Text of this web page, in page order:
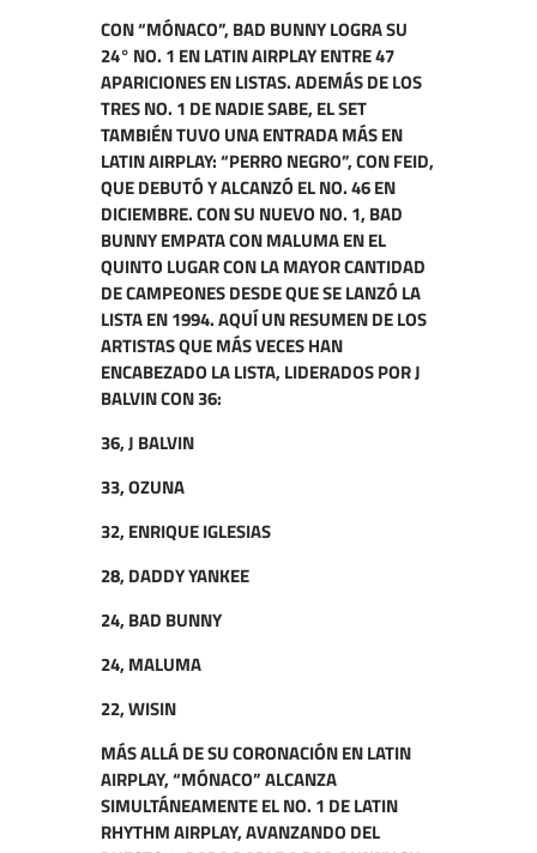
CON “MÓNACO”, BAD BUNNY LOGRA SU
24° NO. 1 EN LATIN AIRPLAY ENTRE 47
APARICIONES EN LISTAS. ADEMÁS DE LOS
TRES NO. 1 DE NADIE SABE, EL SET
TAMBIÉN TUVO UNA ENTRADA MÁS EN
LATIN AIRPLAY: “PERRO NEGRO”, CON FEID,
QUE DEBUTÓ Y ALCANZÓ EL NO. 46 EN
DICIEMBRE. CON SU NUEVO NO. 1, BAD
BUNNY EMPATA CON MALUMA EN EL
QUINTO LUGAR CON LA MAYOR CANTIDAD
DE CAMPEONES DESDE QUE SE LANZÓ LA
LISTA EN 1994. AQUÍ UN RESUMEN DE LOS
ARTISTAS QUE MÁS VECES HAN
ENCABEZADO LA LISTA, LIDERADOS POR J
BALVIN CON 36:
36, J BALVIN
33, OZUNA
32, ENRIQUE IGLESIAS
28, DADDY YANKEE
24, BAD BUNNY
24, MALUMA
22, WISIN
MÁS ALLÁ DE SU CORONACIÓN EN LATIN
AIRPLAY, “MÓNACO” ALCANZA
SIMULTÁNEAMENTE EL NO. 1 DE LATIN
RHYTHM AIRPLAY, AVANZANDO DEL